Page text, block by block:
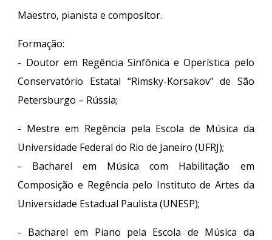
Maestro, pianista e compositor.
Formação:
- Doutor em Regência Sinfônica e Operística pelo
Conservatório Estatal “Rimsky-Korsakov” de São
Petersburgo – Rússia;
- Mestre em Regência pela Escola de Música da
Universidade Federal do Rio de Janeiro (UFRJ);
- Bacharel em Música com Habilitação em
Composição e Regência pelo Instituto de Artes da
Universidade Estadual Paulista (UNESP);
- Bacharel em Piano pela Escola de Música da